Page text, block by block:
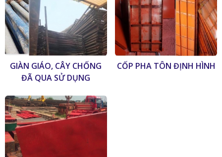
GIÀN GIÁO, CÂY CHỐNG
ĐÃ QUA SỬ DỤNG
CỐP PHA TÔN ĐỊNH HÌNH